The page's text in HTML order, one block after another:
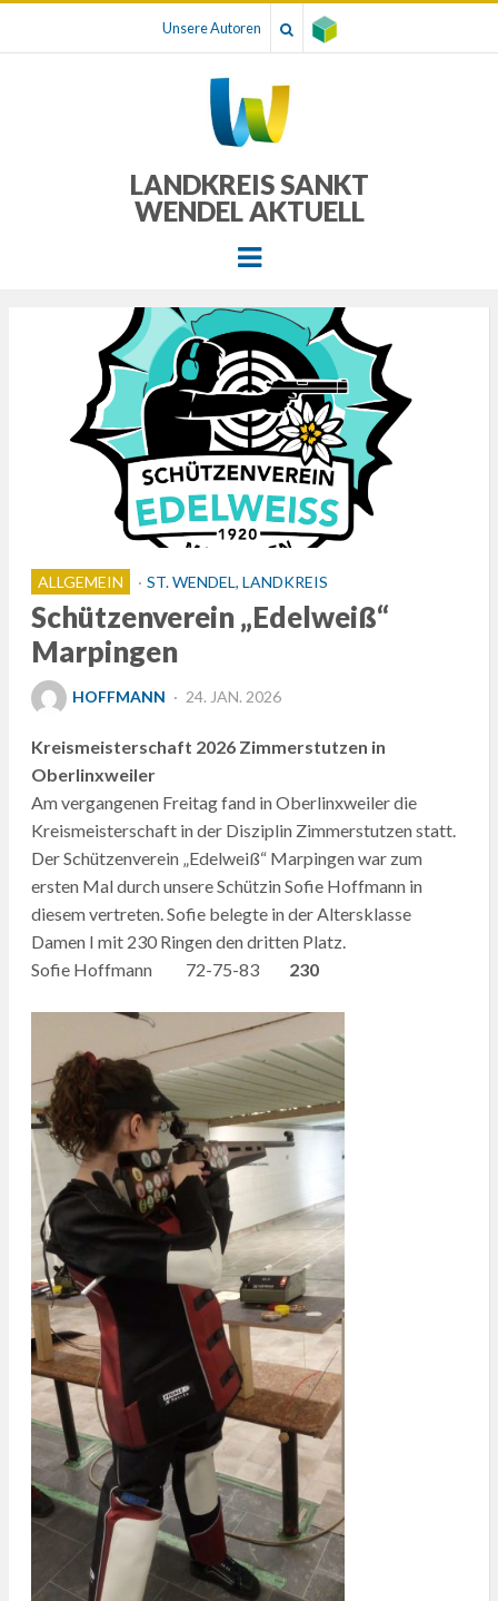
Unsere Autoren
LANDKREIS SANKT
WENDEL AKTUELL
Menu
ALLGEMEIN ST. WENDEL, LANDKREIS
Schützenverein „Edelweiß“
Marpingen
HOFFMANN
POSTED
24. JAN. 2026
Kreismeisterschaft 2026 Zimmerstutzen in
Oberlinxweiler
Am vergangenen Freitag fand in Oberlinxweiler die
Kreismeisterschaft in der Disziplin Zimmerstutzen statt.
Der Schützenverein „Edelweiß“ Marpingen war zum
ersten Mal durch unsere Schützin Sofie Hoffmann in
diesem vertreten. Sofie belegte in der Altersklasse
Damen I mit 230 Ringen den dritten Platz.
Sofie Hoffmann 72-75-83 230